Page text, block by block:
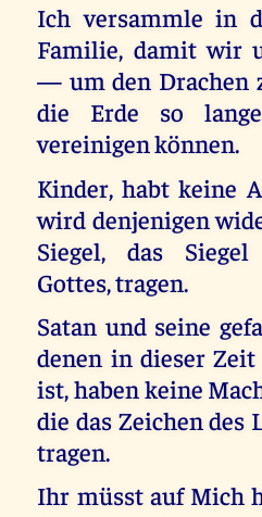
Ich versammle in
Familie, damit wir
— um den Drachen
die Erde so
vereinigen können.
Kinder, habt keine
wird denjenigen
Siegel, das Siegel
Gottes, tragen.
Satan und seine
denen in dieser
ist, haben keine
die das Zeichen des
tragen.
Ihr müsst auf Mich